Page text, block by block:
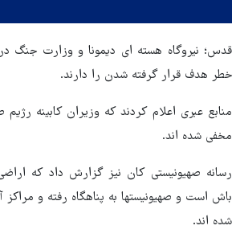
قدس؛ نیروگاه هسته ای دیمونا و وزارت جنگ
خطر هدف قرار گرفته شدن را دارند.
منابع عبری اعلام کردند که وزیران کابینه
مخفی شده اند.
رسانه صهیونیستی کان نیز گزارش داد که
باش است و صهیونیستها به پناهگاه رفته و
شده اند.